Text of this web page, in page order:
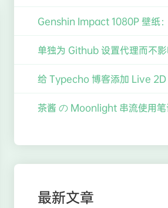
最新文章